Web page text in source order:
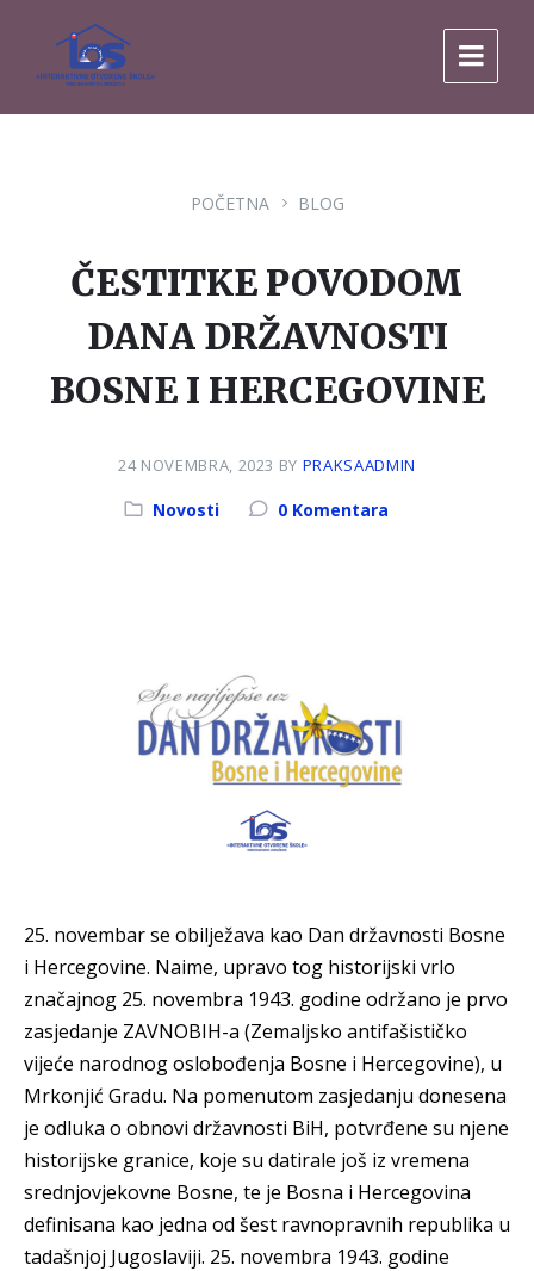
sadržaj
glavnu
navigaciju.
POČETNA BLOG
ČESTITKE POVODOM
DANA DRŽAVNOSTI
BOSNE I HERCEGOVINE
24 NOVEMBRA, 2023 BY PRAKSAADMIN
Kategorija:
Novosti 0 Komentara
25. novembar se obilježava kao Dan državnosti Bosne
i Hercegovine. Naime, upravo tog historijski vrlo
značajnog 25. novembra 1943. godine održano je prvo
zasjedanje ZAVNOBIH-a (Zemaljsko antifašističko
vijeće narodnog oslobođenja Bosne i Hercegovine), u
Mrkonjić Gradu. Na pomenutom zasjedanju donesena
je odluka o obnovi državnosti BiH, potvrđene su njene
historijske granice, koje su datirale još iz vremena
srednjovjekovne Bosne, te je Bosna i Hercegovina
definisana kao jedna od šest ravnopravnih republika u
tadašnjoj Jugoslaviji. 25. novembra 1943. godine